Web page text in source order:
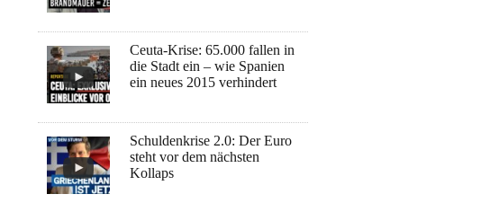
Ceuta-Krise: 65.000 fallen in
die Stadt ein – wie Spanien
ein neues 2015 verhindert
Schuldenkrise 2.0: Der Euro
steht vor dem nächsten
Kollaps